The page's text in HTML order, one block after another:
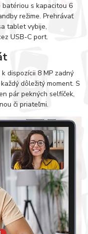
s kapacitou 6
režime. Prehrávať
tablet vybije,
USB-C port.
dispozícii 8 MP zadný
dôležitý moment. S
pár pekných selfíček,
či priateľmi.